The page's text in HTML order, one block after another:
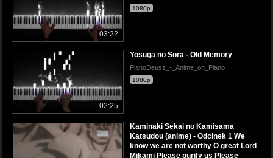
03:22
1080p
02:25
Yosuga no Sora - Old Memory
PianoDeuss_-_Anime_on_Piano
1080p
Kaminaki Sekai no Kamisama
Katsudou (anime) - Odcinek 1 We
know we are not worthy O great Lord
Mikami Please purify us Please